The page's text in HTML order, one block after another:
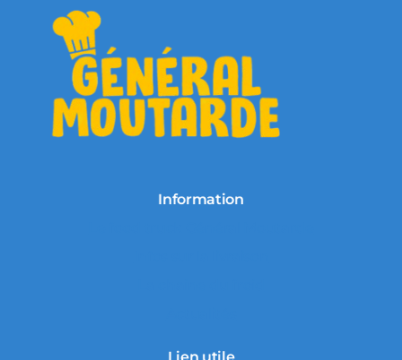
Information